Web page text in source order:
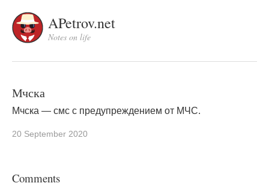
APetrov.net
Notes on life
Мчска
Мчска — смс с предупреждением от МЧС.
20 September 2020
Comments